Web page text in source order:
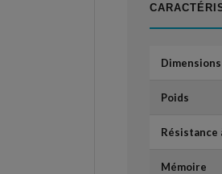
Dimensions
Poids
Résistance
Mémoire